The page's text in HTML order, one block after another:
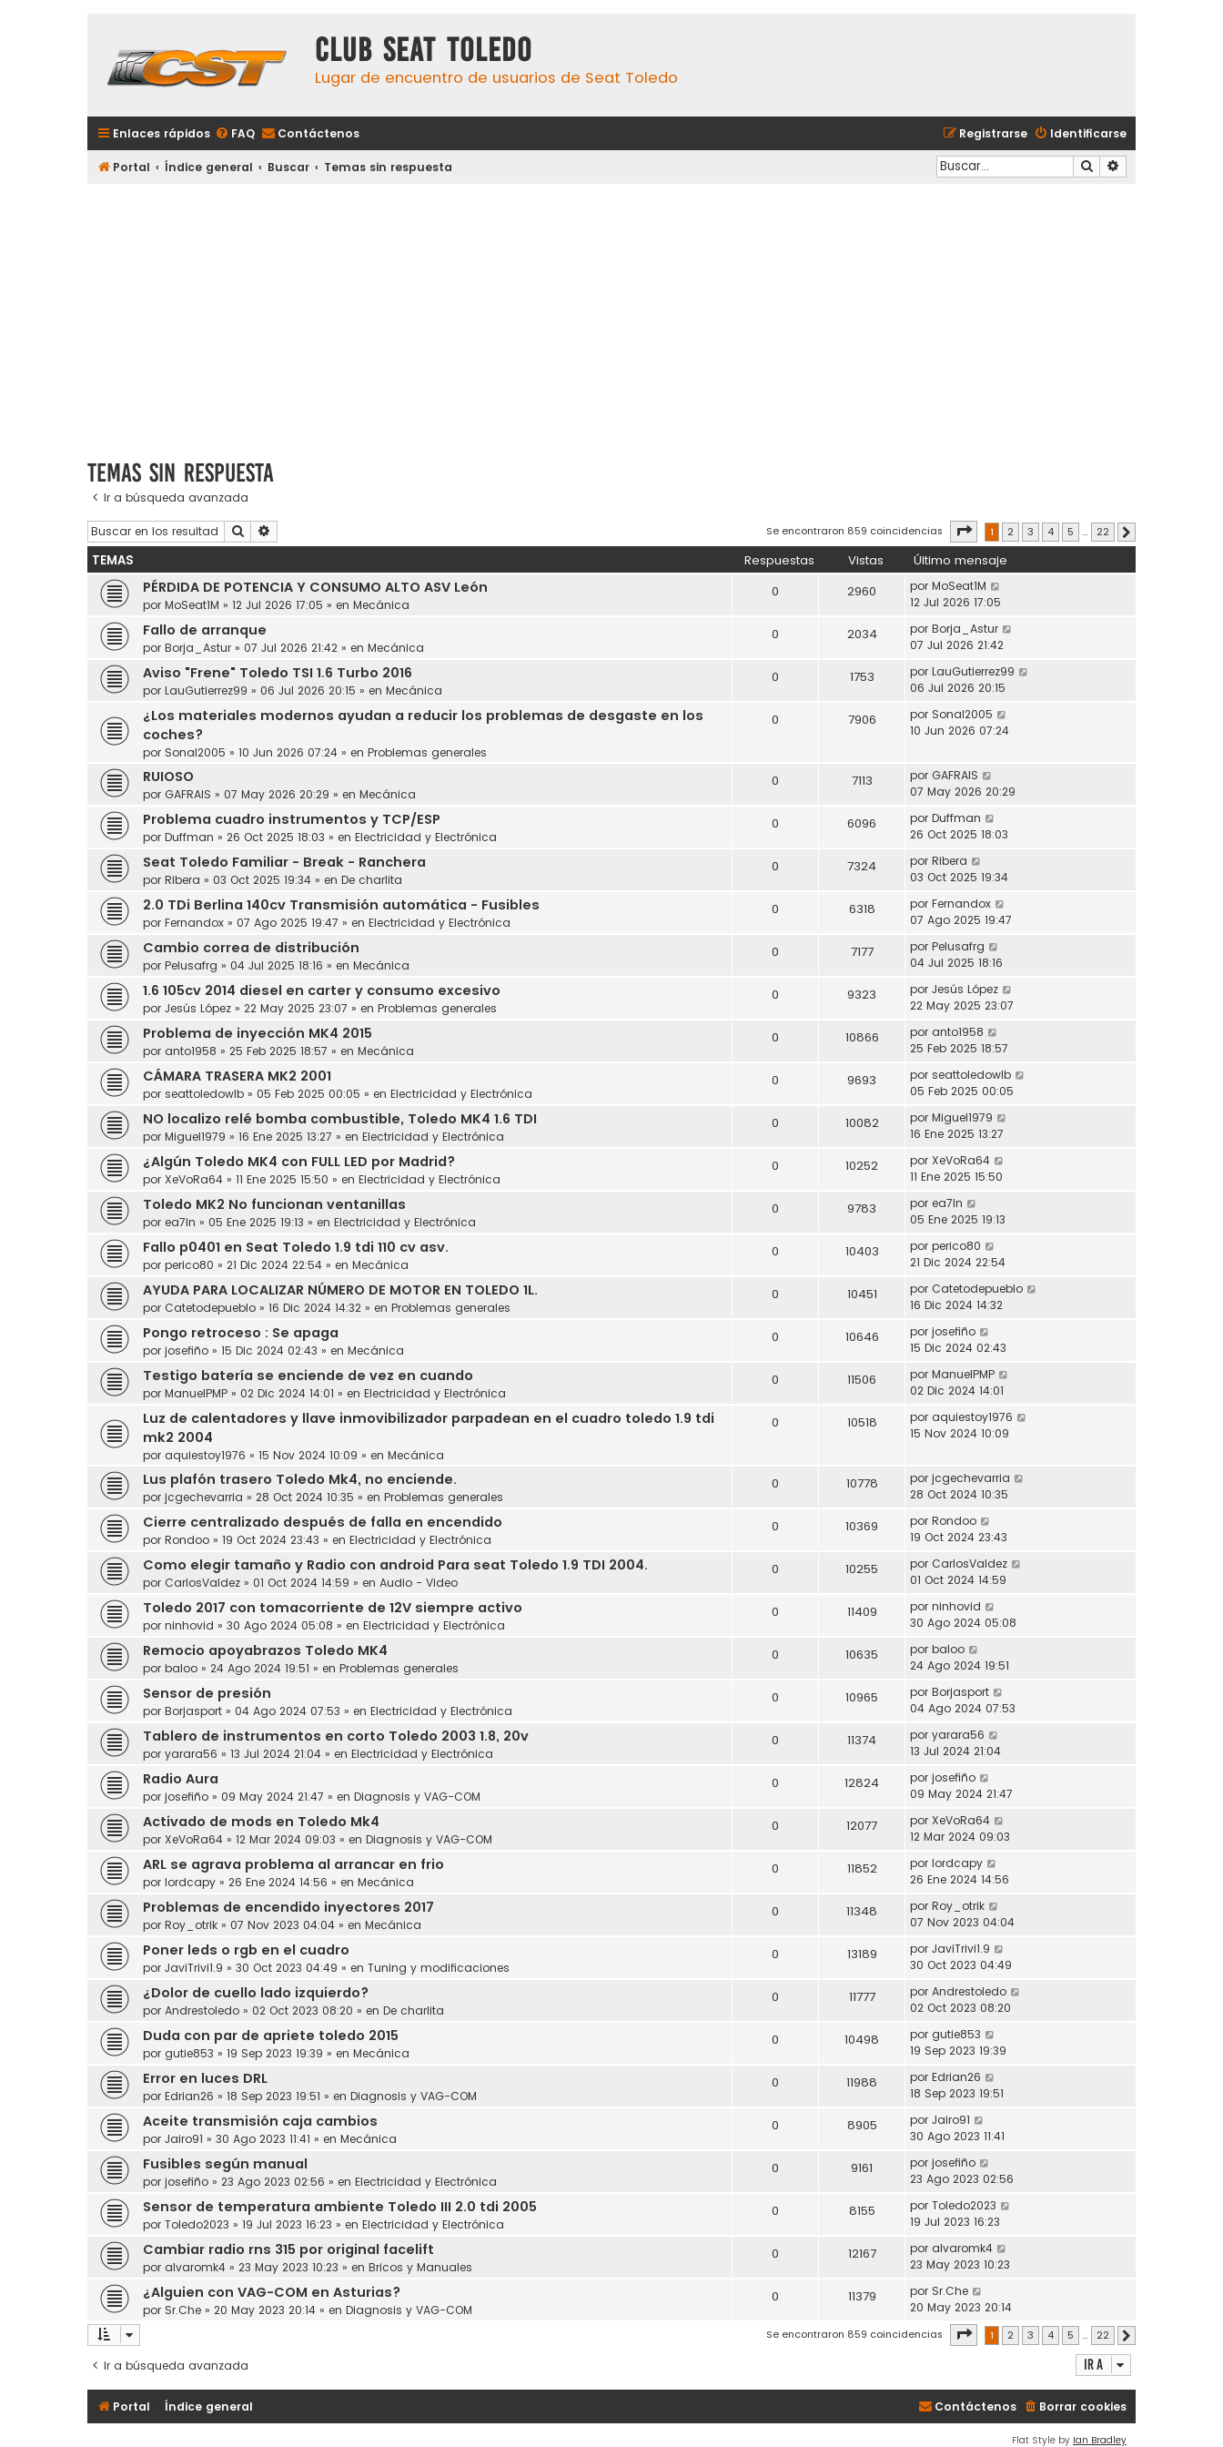
Club Seat Toledo
Lugar de encuentro de usuarios de Seat Toledo
Enlaces rápidos FAQ Contáctenos Identificarse
Registrarse
Portal Índice general Buscar Temas sin respuesta Buscar
Temas sin respuesta
Ir a búsqueda avanzada
Buscar Se encontraron 859 coincidencias Página1 de
1 2 3 4 5 … 22
TEMAS Respuestas Vistas Último mensaje
PÉRDIDA DE POTENCIA Y CONSUMO ALTO ASV León
por MoSeat1M » 12 Jul 2026 17:05 » en Mecánica
0 2960 por MoSeat1M
12 Jul 2026 17:05
Fallo de arranque
por Borja_Astur » 07 Jul 2026 21:42 » en Mecánica
0 2034 por Borja_Astur
07 Jul 2026 21:42
Aviso "Frene" Toledo TSI 1.6 Turbo 2016
por LauGutierrez99 » 06 Jul 2026 20:15 » en Mecánica
0 1753 por LauGutierrez99
06 Jul 2026 20:15
¿Los materiales modernos ayudan a reducir los problemas de desgaste en los
coches?
por Sonal2005 » 10 Jun 2026 07:24 » en Problemas generales
0 7906 por Sonal2005
10 Jun 2026 07:24
RUIOSO
por GAFRAIS » 07 May 2026 20:29 » en Mecánica
0 7113 por GAFRAIS
07 May 2026 20:29
Problema cuadro instrumentos y TCP/ESP
por Duffman » 26 Oct 2025 18:03 » en Electricidad y Electrónica
0 6096 por Duffman
26 Oct 2025 18:03
Seat Toledo Familiar - Break - Ranchera
por Ribera » 03 Oct 2025 19:34 » en De charlita
0 7324 por Ribera
03 Oct 2025 19:34
2.0 TDi Berlina 140cv Transmisión automática - Fusibles
por Fernandox » 07 Ago 2025 19:47 » en Electricidad y Electrónica
0 6318 por Fernandox
07 Ago 2025 19:47
Cambio correa de distribución
por Pelusafrg » 04 Jul 2025 18:16 » en Mecánica
0 7177 por Pelusafrg
04 Jul 2025 18:16
1.6 105cv 2014 diesel en carter y consumo excesivo
por Jesús López » 22 May 2025 23:07 » en Problemas generales
0 9323 por Jesús López
22 May 2025 23:07
Problema de inyección MK4 2015
por anto1958 » 25 Feb 2025 18:57 » en Mecánica
0 10866 por anto1958
25 Feb 2025 18:57
CÁMARA TRASERA MK2 2001
por seattoledowlb » 05 Feb 2025 00:05 » en Electricidad y Electrónica
0 9693 por seattoledowlb
05 Feb 2025 00:05
NO localizo relé bomba combustible, Toledo MK4 1.6 TDI
por Miguel1979 » 16 Ene 2025 13:27 » en Electricidad y Electrónica
0 10082 por Miguel1979
16 Ene 2025 13:27
¿Algún Toledo MK4 con FULL LED por Madrid?
por XeVoRa64 » 11 Ene 2025 15:50 » en Electricidad y Electrónica
0 10252 por XeVoRa64
11 Ene 2025 15:50
Toledo MK2 No funcionan ventanillas
por ea7ln » 05 Ene 2025 19:13 » en Electricidad y Electrónica
0 9783 por ea7ln
05 Ene 2025 19:13
Fallo p0401 en Seat Toledo 1.9 tdi 110 cv asv.
por perico80 » 21 Dic 2024 22:54 » en Mecánica
0 10403 por perico80
21 Dic 2024 22:54
AYUDA PARA LOCALIZAR NÚMERO DE MOTOR EN TOLEDO 1L.
por Catetodepueblo » 16 Dic 2024 14:32 » en Problemas generales
0 10451 por Catetodepueblo
16 Dic 2024 14:32
Pongo retroceso : Se apaga
por josefiño » 15 Dic 2024 02:43 » en Mecánica
0 10646 por josefiño
15 Dic 2024 02:43
Testigo batería se enciende de vez en cuando
por ManuelPMP » 02 Dic 2024 14:01 » en Electricidad y Electrónica
0 11506 por ManuelPMP
02 Dic 2024 14:01
Luz de calentadores y llave inmovibilizador parpadean en el cuadro toledo 1.9 tdi
mk2 2004
por aquiestoy1976 » 15 Nov 2024 10:09 » en Mecánica
0 10518 por aquiestoy1976
15 Nov 2024 10:09
Lus plafón trasero Toledo Mk4, no enciende.
por jcgechevarria » 28 Oct 2024 10:35 » en Problemas generales
0 10778 por jcgechevarria
28 Oct 2024 10:35
Cierre centralizado después de falla en encendido
por Rondoo » 19 Oct 2024 23:43 » en Electricidad y Electrónica
0 10369 por Rondoo
19 Oct 2024 23:43
Como elegir tamaño y Radio con android Para seat Toledo 1.9 TDI 2004.
por CarlosValdez » 01 Oct 2024 14:59 » en Audio - Video
0 10255 por CarlosValdez
01 Oct 2024 14:59
Toledo 2017 con tomacorriente de 12V siempre activo
por ninhovid » 30 Ago 2024 05:08 » en Electricidad y Electrónica
0 11409 por ninhovid
30 Ago 2024 05:08
Remocio apoyabrazos Toledo MK4
por baloo » 24 Ago 2024 19:51 » en Problemas generales
0 10635 por baloo
24 Ago 2024 19:51
Sensor de presión
por Borjasport » 04 Ago 2024 07:53 » en Electricidad y Electrónica
0 10965 por Borjasport
04 Ago 2024 07:53
Tablero de instrumentos en corto Toledo 2003 1.8, 20v
por yarara56 » 13 Jul 2024 21:04 » en Electricidad y Electrónica
0 11374 por yarara56
13 Jul 2024 21:04
Radio Aura
por josefiño » 09 May 2024 21:47 » en Diagnosis y VAG-COM
0 12824 por josefiño
09 May 2024 21:47
Activado de mods en Toledo Mk4
por XeVoRa64 » 12 Mar 2024 09:03 » en Diagnosis y VAG-COM
0 12077 por XeVoRa64
12 Mar 2024 09:03
ARL se agrava problema al arrancar en frio
por lordcapy » 26 Ene 2024 14:56 » en Mecánica
0 11852 por lordcapy
26 Ene 2024 14:56
Problemas de encendido inyectores 2017
por Roy_otrik » 07 Nov 2023 04:04 » en Mecánica
0 11348 por Roy_otrik
07 Nov 2023 04:04
Poner leds o rgb en el cuadro
por JaviTrivi1.9 » 30 Oct 2023 04:49 » en Tuning y modificaciones
0 13189 por JaviTrivi1.9
30 Oct 2023 04:49
¿Dolor de cuello lado izquierdo?
por Andrestoledo » 02 Oct 2023 08:20 » en De charlita
0 11777 por Andrestoledo
02 Oct 2023 08:20
Duda con par de apriete toledo 2015
por gutie853 » 19 Sep 2023 19:39 » en Mecánica
0 10498 por gutie853
19 Sep 2023 19:39
Error en luces DRL
por Edrian26 » 18 Sep 2023 19:51 » en Diagnosis y VAG-COM
0 11988 por Edrian26
18 Sep 2023 19:51
Aceite transmisión caja cambios
por Jairo91 » 30 Ago 2023 11:41 » en Mecánica
0 8905 por Jairo91
30 Ago 2023 11:41
Fusibles según manual
por josefiño » 23 Ago 2023 02:56 » en Electricidad y Electrónica
0 9161 por josefiño
23 Ago 2023 02:56
Sensor de temperatura ambiente Toledo III 2.0 tdi 2005
por Toledo2023 » 19 Jul 2023 16:23 » en Electricidad y Electrónica
0 8155 por Toledo2023
19 Jul 2023 16:23
Cambiar radio rns 315 por original facelift
por alvaromk4 » 23 May 2023 10:23 » en Bricos y Manuales
0 12167 por alvaromk4
23 May 2023 10:23
¿Alguien con VAG-COM en Asturias?
por Sr.Che » 20 May 2023 20:14 » en Diagnosis y VAG-COM
0 11379 por Sr.Che
20 May 2023 20:14
Se encontraron 859 coincidencias Página1 de
1 2 3 4 5 … 22
Ir a búsqueda avanzada Ir a
Portal Índice general Borrar cookies
Contáctenos
Flat Style by Ian Bradley